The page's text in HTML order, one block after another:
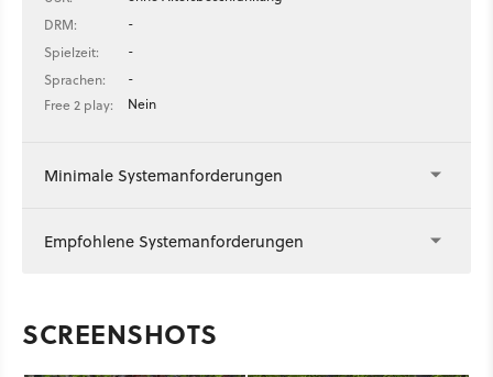
DRM:
-
Spielzeit:
-
Sprachen:
-
Free 2 play:
Nein
Minimale Systemanforderungen
Empfohlene Systemanforderungen
SCREENSHOTS